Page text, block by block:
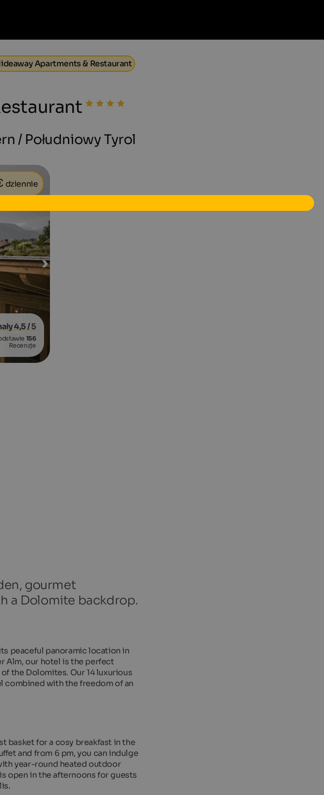
Apartments & Restaurant
/ Południowy Tyrol
dziennie
4,5/ 5
156
Recenzje
gourmet
a Dolomite backdrop.
peaceful panoramic location in
Alm, our hotel is the perfect
the Dolomites. Our 14 luxurious
combined with the freedom of an
basket for a cosy breakfast in the
and from 6 pm, you can indulge
year-round heated outdoor
open in the afternoons for guests